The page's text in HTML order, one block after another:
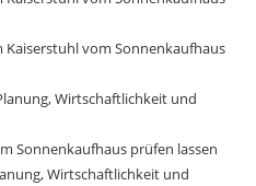
Kaiserstuhl vom Sonnenkaufhaus
Wirtschaftlichkeit und
Sonnenkaufhaus prüfen lassen
Wirtschaftlichkeit und